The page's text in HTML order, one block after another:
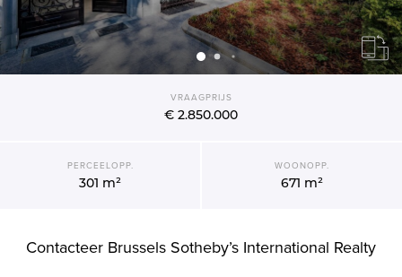
VRAAGPRIJS
€ 2.850.000
PERCEELOPP.
301 m²
WOONOPP.
671 m²
Contacteer Brussels Sotheby’s International Realty